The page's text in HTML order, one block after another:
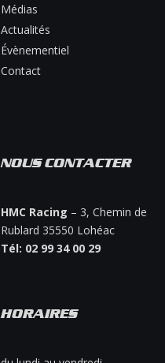
Médias
Actualités
Évènementiel
Contact
NOUS CONTACTER
HMC Racing – 3, Chemin de
Rublard 35550 Lohéac
Tél: 02 99 34 00 29
HORAIRES